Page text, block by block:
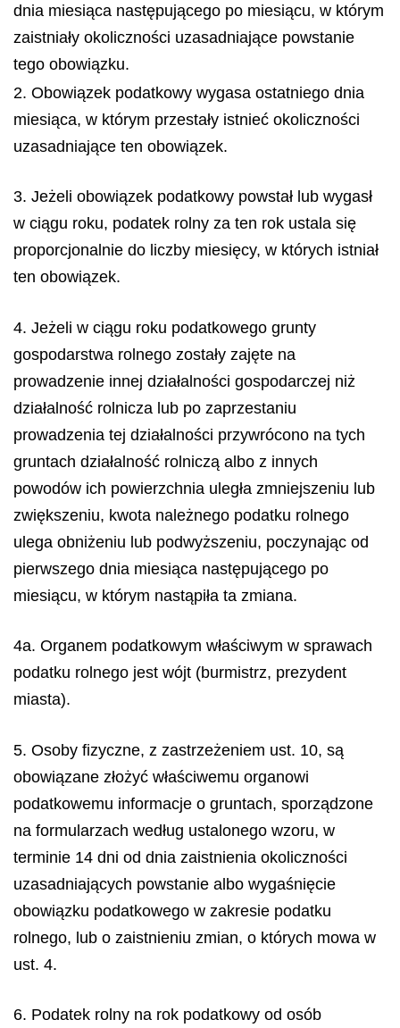
dnia miesiąca następującego po miesiącu, w którym
zaistniały okoliczności uzasadniające powstanie
tego obowiązku.
2. Obowiązek podatkowy wygasa ostatniego dnia
miesiąca, w którym przestały istnieć okoliczności
uzasadniające ten obowiązek.
3. Jeżeli obowiązek podatkowy powstał lub wygasł
w ciągu roku, podatek rolny za ten rok ustala się
proporcjonalnie do liczby miesięcy, w których istniał
ten obowiązek.
4. Jeżeli w ciągu roku podatkowego grunty
gospodarstwa rolnego zostały zajęte na
prowadzenie innej działalności gospodarczej niż
działalność rolnicza lub po zaprzestaniu
prowadzenia tej działalności przywrócono na tych
gruntach działalność rolniczą albo z innych
powodów ich powierzchnia uległa zmniejszeniu lub
zwiększeniu, kwota należnego podatku rolnego
ulega obniżeniu lub podwyższeniu, poczynając od
pierwszego dnia miesiąca następującego po
miesiącu, w którym nastąpiła ta zmiana.
4a. Organem podatkowym właściwym w sprawach
podatku rolnego jest wójt (burmistrz, prezydent
miasta).
5. Osoby fizyczne, z zastrzeżeniem ust. 10, są
obowiązane złożyć właściwemu organowi
podatkowemu informacje o gruntach, sporządzone
na formularzach według ustalonego wzoru, w
terminie 14 dni od dnia zaistnienia okoliczności
uzasadniających powstanie albo wygaśnięcie
obowiązku podatkowego w zakresie podatku
rolnego, lub o zaistnieniu zmian, o których mowa w
ust. 4.
6. Podatek rolny na rok podatkowy od osób